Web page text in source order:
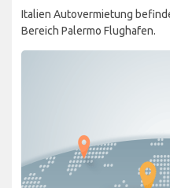
Italien Autovermietung
Bereich Palermo Flughafen.